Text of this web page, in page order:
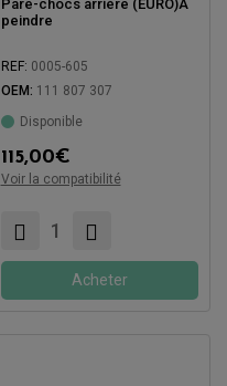
Pare-chocs arrière (EURO)A
peindre
REF: 0005-605
OEM: 111 807 307
Disponible
115,00€
Voir la compatibilité
Acheter